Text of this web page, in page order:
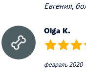
Евгения,
Olga K.
(*) (*) (*)
февраль 2020